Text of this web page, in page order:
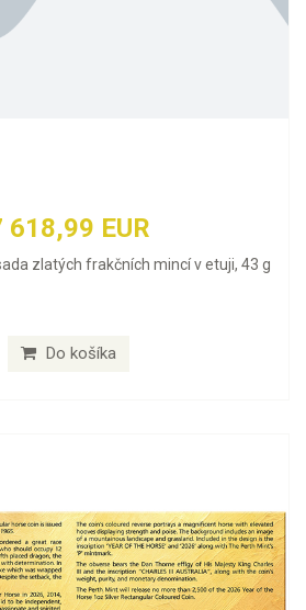
618,99 EUR
zlatých frakčních mincí v etuji, 43 g
Do košíka